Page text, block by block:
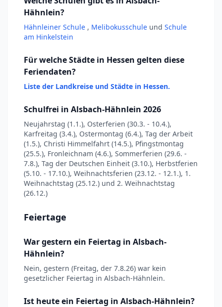
Hähnlein?
Hähnleiner Schule , Melibokusschule und Schule
am Hinkelstein
Für welche Städte in Hessen gelten diese
Feriendaten?
Liste der Landkreise und Städte in Hessen.
Schulfrei in Alsbach-Hähnlein 2026
Neujahrstag (1.1.), Osterferien (30.3. - 10.4.),
Karfreitag (3.4.), Ostermontag (6.4.), Tag der Arbeit
(1.5.), Christi Himmelfahrt (14.5.), Pfingstmontag
(25.5.), Fronleichnam (4.6.), Sommerferien (29.6. -
7.8.), Tag der Deutschen Einheit (3.10.), Herbstferien
(5.10. - 17.10.), Weihnachtsferien (23.12. - 12.1.), 1.
Weihnachtstag (25.12.) und 2. Weihnachtstag
(26.12.)
Feiertage
War gestern ein Feiertag in Alsbach-
Hähnlein?
Nein, gestern (Freitag, der 7.8.26) war kein
gesetzlicher Feiertag in Alsbach-Hähnlein.
Ist heute ein Feiertag in Alsbach-Hähnlein?